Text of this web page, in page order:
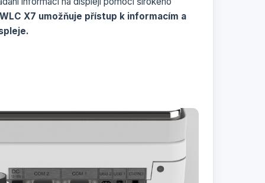
X7 umožňuje přístup k informacím a